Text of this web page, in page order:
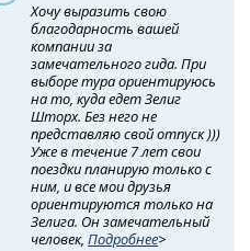
Хочу выразить свою
благодарность вашей
компании за
замечательного гида. При
выборе тура ориентируюсь
на то, куда едет Зелиг
Шторх. Без него не
представляю свой отпуск )))
Уже в течение 7 лет свои
поездки планирую только с
ним, и все мои друзья
ориентируются только на
Зелига. Он замечательный
человек,Подробнее>